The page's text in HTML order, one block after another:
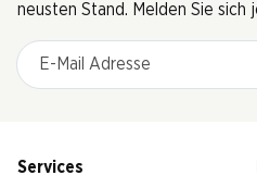
neusten Stand. Melden Sie sich
E-Mail Adresse
Services